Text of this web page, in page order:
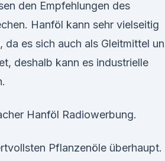
den Empfehlungen des
Hanföl kann sehr vielseitig
da es sich auch als Gleitmittel
deshalb kann es industrielle
Hanföl Radiowerbung.
Pflanzenöle überhaupt.